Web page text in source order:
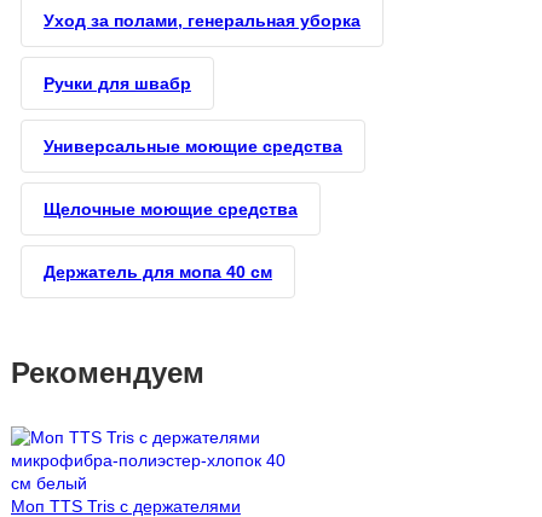
Уход за полами, генеральная уборка
Ручки для швабр
Универсальные моющие средства
Щелочные моющие средства
Держатель для мопа 40 см
Рекомендуем
Моп TTS Tris с держателями